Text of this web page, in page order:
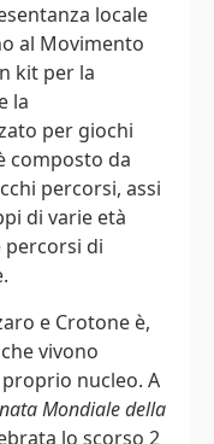
locale
al Movimento
kit per la
la
per giochi
composto da
percorsi, assi
di varie età
percorsi di
e Crotone è,
vivono
proprio nucleo. A
Mondiale della
lo scorso 2